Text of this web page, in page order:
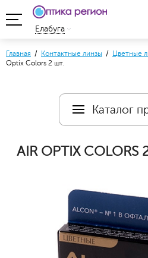
Елабуга
Главная / Контактные линзы / Цветные
Optix Colors 2 шт.
Каталог
AIR OPTIX COLORS